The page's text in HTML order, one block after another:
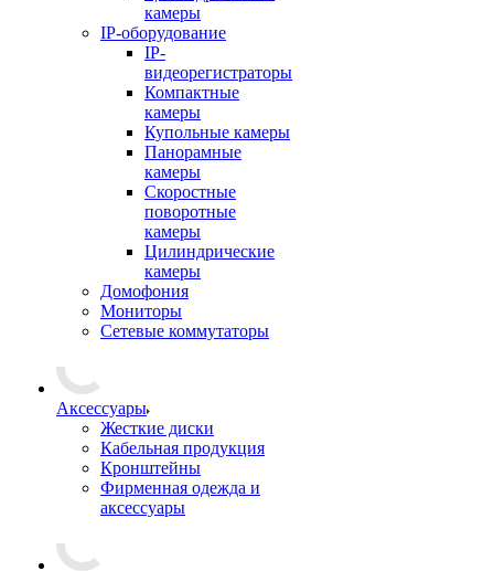
камеры
IP-оборудование
IP-
видеорегистраторы
Компактные
камеры
Купольные камеры
Панорамные
камеры
Скоростные
поворотные
камеры
Цилиндрические
камеры
Домофония
Мониторы
Сетевые коммутаторы
Аксессуары
Жесткие диски
Кабельная продукция
Кронштейны
Фирменная одежда и
аксессуары